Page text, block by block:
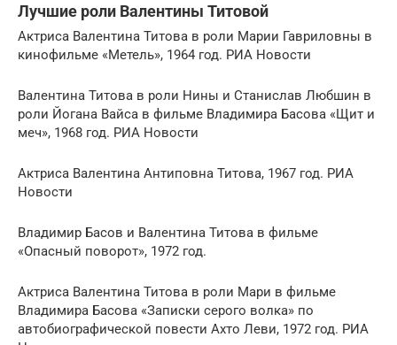
Лучшие роли Валентины Титовой
Актриса Валентина Титова в роли Марии Гавриловны в
кинофильме «Метель», 1964 год. РИА Новости
Валентина Титова в роли Нины и Станислав Любшин в
роли Йогана Вайса в фильме Владимира Басова «Щит и
меч», 1968 год. РИА Новости
Актриса Валентина Антиповна Титова, 1967 год. РИА
Новости
Владимир Басов и Валентина Титова в фильме
«Опасный поворот», 1972 год.
Актриса Валентина Титова в роли Мари в фильме
Владимира Басова «Записки серого волка» по
автобиографической повести Ахто Леви, 1972 год. РИА